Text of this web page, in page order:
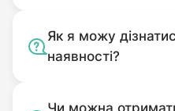
Як я можу
наявності?
Чи можна